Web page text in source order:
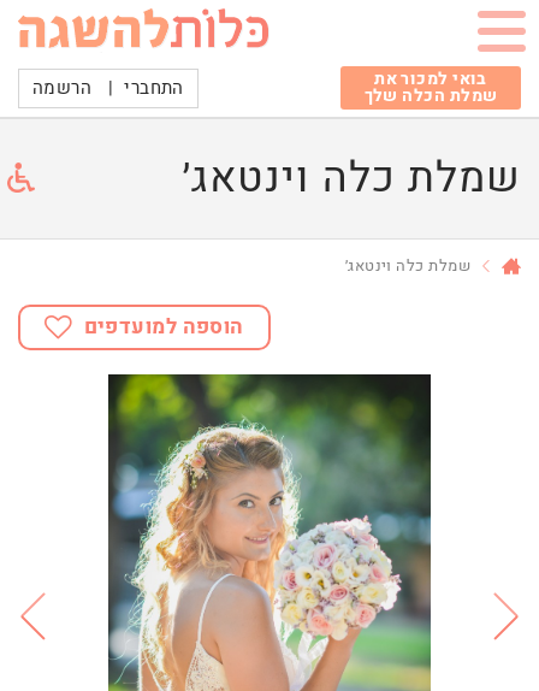
בואי למכור את
שמלת הכלה שלך התחברי | הרשמה
שמלת כלה וינטאג׳
שמלת כלה וינטאג׳
הוספה למועדפים